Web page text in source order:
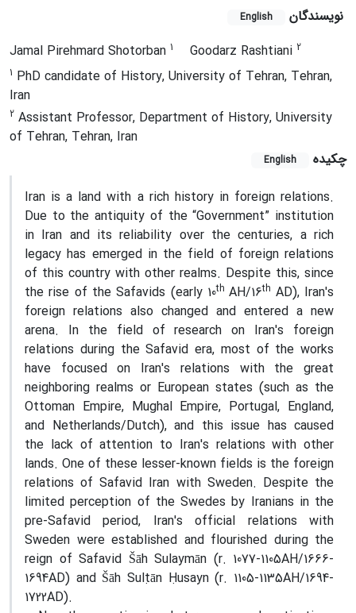
نویسندگان English
Jamal Pirehmard Shotorban 1 Goodarz Rashtiani 2
1 PhD candidate of History, University of Tehran, Tehran,
Iran
2 Assistant Professor, Department of History, University
of Tehran, Tehran, Iran
چکیده
English
Iran is a land with a rich history in foreign relations.
Due to the antiquity of the “Government” institution
in Iran and its reliability over the centuries, a rich
legacy has emerged in the field of foreign relations
of this country with other realms. Despite this, since
the rise of the Safavids (early 10th AH/16th AD), Iran's
foreign relations also changed and entered a new
arena. In the field of research on Iran's foreign
relations during the Safavid era, most of the works
have focused on Iran's relations with the great
neighboring realms or European states (such as the
Ottoman Empire, Mughal Empire, Portugal, England,
and Netherlands/Dutch), and this issue has caused
the lack of attention to Iran's relations with other
lands. One of these lesser-known fields is the foreign
relations of Safavid Iran with Sweden. Despite the
limited perception of the Swedes by Iranians in the
pre-Safavid period, Iran's official relations with
Sweden were established and flourished during the
reign of Safavid Šāh Sulaymān (r. 1077-1105AH/1666-
1694AD) and Šāh Sulṭān Ḥusayn (r. 1105-1135AH/1694-
1722AD).